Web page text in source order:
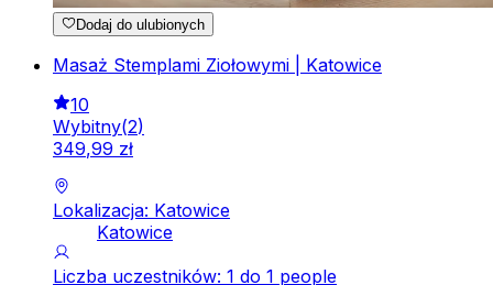
Dodaj do ulubionych
Masaż Stemplami Ziołowymi | Katowice
10
Wybitny(2)
349,99 zł
Lokalizacja: Katowice
Katowice
Liczba uczestników: 1 do 1 people